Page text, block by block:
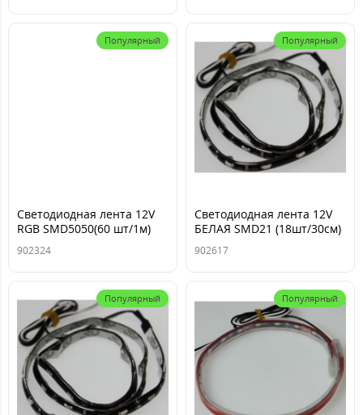
Популярный
Светодиодная лента 12V
RGB SMD5050(60 шт/1м)
IP20 черн осн (в
бобине:5М)
902324
Популярный
Светодиодная лента 12V
БЕЛАЯ SMD21 (18шт/30см)
IP65 боковая
902617
Популярный Популярный